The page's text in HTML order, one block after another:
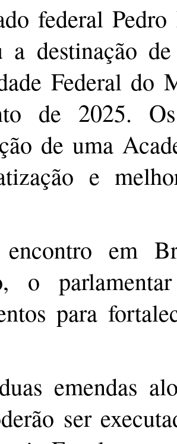
federal
a destinação
Federal do
de 2025.
de uma
e
encontro em
o
para
emendas
ser